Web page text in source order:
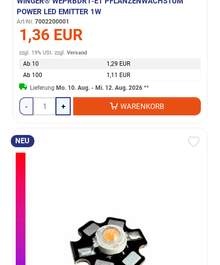
POWER LED EMITTER 1W
Art-Nr. 7002200001
1,36 EUR
zzgl. 19% USt. zzgl.Versand
Ab 10
1,29 EUR
Ab 100
1,11 EUR
LieferungMo. 10. Aug. - Mi. 12. Aug. 2026 **
- + WARENKORB
NEU